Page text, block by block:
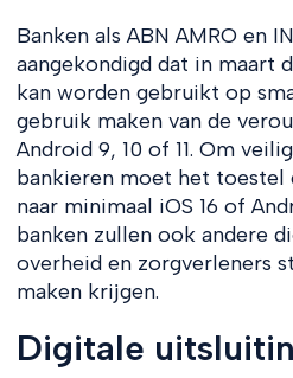
Banken als ABN AMRO en
aangekondigd dat in maart
kan worden gebruikt op
gebruik maken van de
Android 9, 10 of 11. Om
bankieren moet het toestel
naar minimaal iOS 16 of
banken zullen ook andere
overheid en zorgverleners
maken krijgen.
Digitale